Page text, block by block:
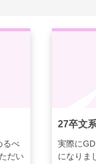
るべ
だい
27卒文
実際に
になりま